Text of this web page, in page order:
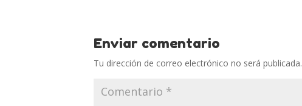
Enviar comentario
Tu dirección de correo electrónico no será publicada.